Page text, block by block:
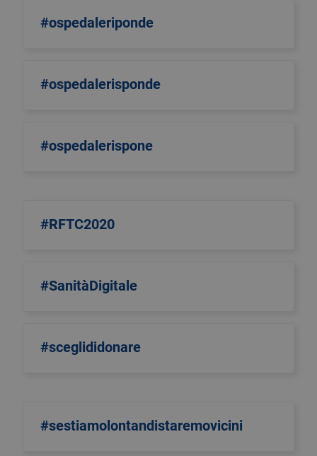
#ospedaleriponde
#ospedalerisponde
#ospedalerispone
#RFTC2020
#SanitàDigitale
#sceglididonare
#sestiamolontandistaremovicini